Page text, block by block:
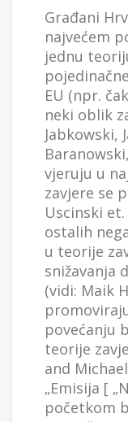
Građani
najvećem
jednu
EU (npr.
neki oblik
Jabkowski,
vjeruju u
zavjere se
Uscinski et.
ostalih
u teorije
snižavanja
(vidi: Maik
povećanju
teorije
and
„Emisija [
početkom